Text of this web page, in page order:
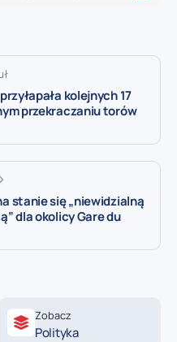
kolejnych 17
przekraczaniu torów
stanie się „niewidzialną
dla okolicy Gare du
Zobacz
Polityka